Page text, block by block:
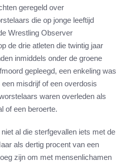
geregeld over
die op jonge leeftijd
Wrestling Observer
de drie atleten die twintig jaar
inmiddels onder de groene
gepleegd, een enkeling was
misdrijf of een overdosis
waren overleden als
of een beroerte.
al die sterfgevallen iets met de
als dertig procent van een
zijn om met mensenlichamen